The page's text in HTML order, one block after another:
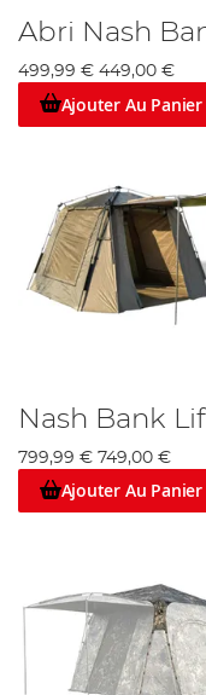
Abri Nash
499,99 € 449,00 €
Ajouter Au Panier
Nash Bank
799,99 € 749,00 €
Ajouter Au Panier